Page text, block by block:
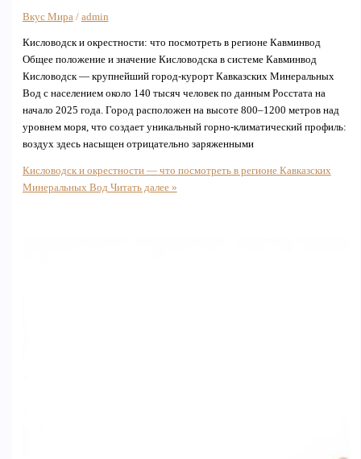
Вкус Мира / admin
Кисловодск и окрестности: что посмотреть в регионе Кавминвод
Общее положение и значение Кисловодска в системе Кавминвод
Кисловодск — крупнейший город-курорт Кавказских Минеральных
Вод с населением около 140 тысяч человек по данным Росстата на
начало 2025 года. Город расположен на высоте 800–1200 метров над
уровнем моря, что создает уникальный горно-климатический профиль:
воздух здесь насыщен отрицательно заряженными
Кисловодск и окрестности — что посмотреть в регионе Кавказских
Минеральных Вод Читать далее »